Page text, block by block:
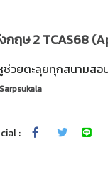
กฤษ 2 TCAS68
ช่วยตะลุยทุกสนามสอ
: